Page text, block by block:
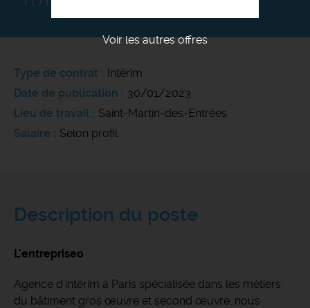
Voir les autres offres
Type de contrat
Intérim
Date de publication
30/01/2023
Lieu de travail
Saint-Martin-des-Entrées
Salaire
Selon profil
Description du poste
L'entrepriseo
Agence d'intérim à Paris spécialisée dans les métiers
du bâtiment gros œuvre et second œuvre, nous